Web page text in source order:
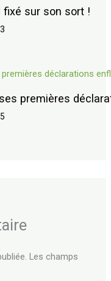
fixé sur son sort !
premières
Les champs